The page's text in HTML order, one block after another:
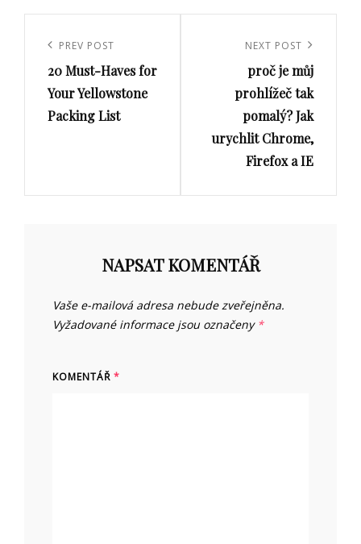
pro
příspěvek
Previous
Post
PREV POST
20 Must-Haves for
Your Yellowstone
Packing List
NEXT POST
proč je můj
prohlížeč tak
pomalý? Jak
urychlit Chrome,
Firefox a IE
NAPSAT KOMENTÁŘ
Vaše e-mailová adresa nebude zveřejněna.
Vyžadované informace jsou označeny *
KOMENTÁŘ *